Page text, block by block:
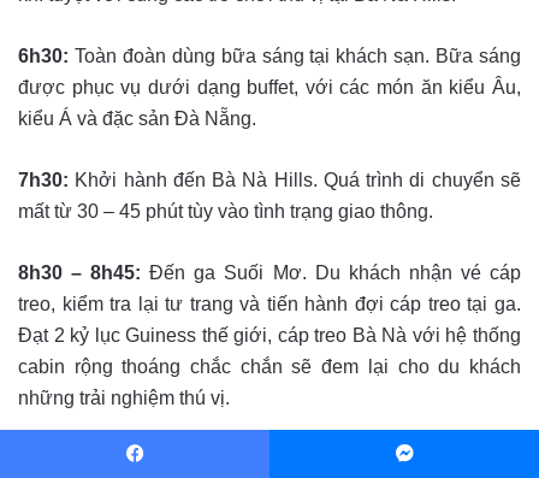
6h30: Toàn đoàn dùng bữa sáng tại khách sạn. Bữa sáng
được phục vụ dưới dạng buffet, với các món ăn kiểu Âu,
kiểu Á và đặc sản Đà Nẵng.
7h30: Khởi hành đến Bà Nà Hills. Quá trình di chuyển sẽ
mất từ 30 – 45 phút tùy vào tình trạng giao thông.
8h30 – 8h45: Đến ga Suối Mơ. Du khách nhận vé cáp
treo, kiểm tra lại tư trang và tiến hành đợi cáp treo tại ga.
Đạt 2 kỷ lục Guiness thế giới, cáp treo Bà Nà với hệ thống
cabin rộng thoáng chắc chắn sẽ đem lại cho du khách
những trải nghiệm thú vị.
đừng quên mang theo áo khoác mỏng bởi nhiệt độ